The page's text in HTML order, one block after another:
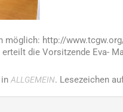
möglich: http://
die Vorsitzende Eva-
ALLGEMEIN. Lesezeichen